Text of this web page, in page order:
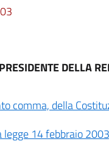
DELLA
comma, della
legge 14 febbraio